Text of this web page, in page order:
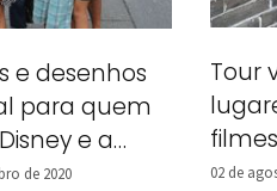
e desenhos
para quem
e a
de 2020
Tour
02 de